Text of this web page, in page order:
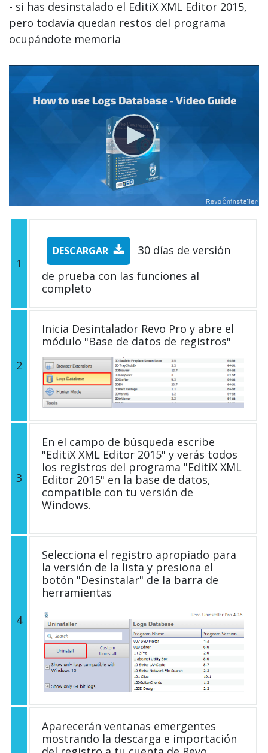
- si has desinstalado el EditiX XML Editor 2015,
pero todavía quedan restos del programa
ocupándote memoria
1
DESCARGAR
30 días de versión
de prueba con las funciones al
completo
2
Inicia Desintalador Revo Pro y abre el
módulo "Base de datos de registros"
3
En el campo de búsqueda escribe
"EditiX XML Editor 2015" y verás todos
los registros del programa "EditiX XML
Editor 2015" en la base de datos,
compatible con tu versión de
Windows.
4
Selecciona el registro apropiado para
la versión de la lista y presiona el
botón "Desinstalar" de la barra de
herramientas
Aparecerán ventanas emergentes
mostrando la descarga e importación